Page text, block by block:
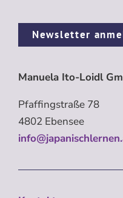
Newsletter
Manuela Ito-Loidl
Pfaffingstraße 78
4802 Ebensee